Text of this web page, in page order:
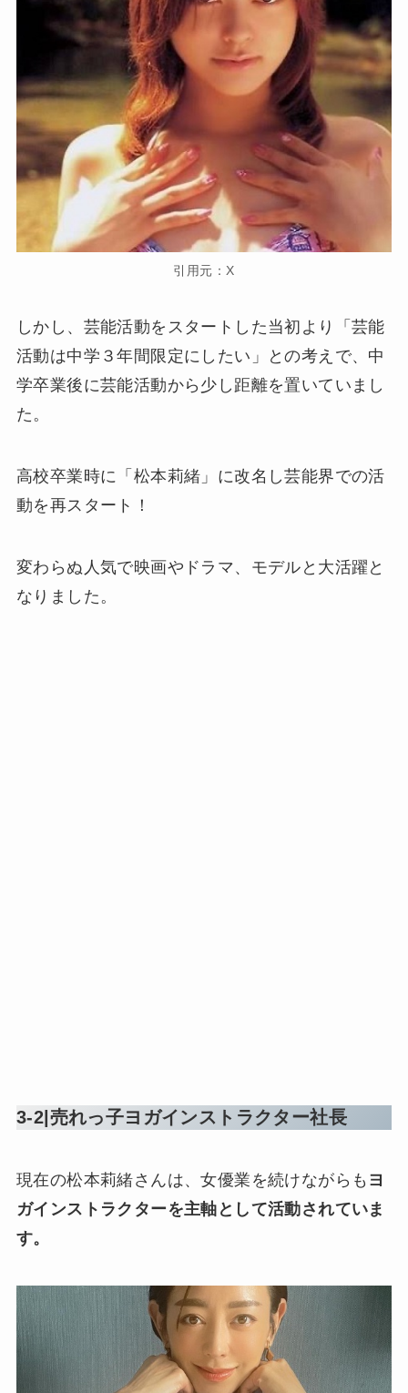
引用元：X
しかし、芸能活動をスタートした当初より「芸能
活動は中学３年間限定にしたい」との考えで、中
学卒業後に芸能活動から少し距離を置いていまし
た。
高校卒業時に「松本莉緒」に改名し芸能界での活
動を再スタート！
変わらぬ人気で映画やドラマ、モデルと大活躍と
なりました。
3-2|売れっ子ヨガインストラクター社長
現在の松本莉緒さんは、女優業を続けながらも ヨ
ガインストラクターを主軸として活動されていま
す。